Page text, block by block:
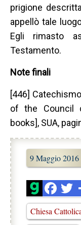
prigione
appellò tale
Egli rimasto
Testamento.
Note finali
[446]
of the Council
books], SUA,
9 Maggio 2016
Chiesa